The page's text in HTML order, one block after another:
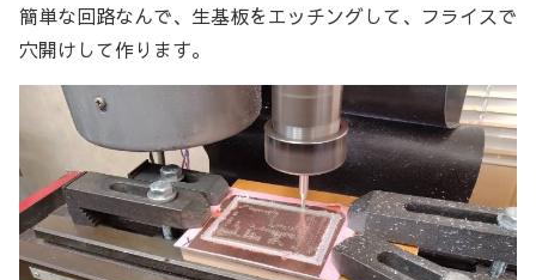
簡単な回路なんで、生基板をエッチングして、フライスで
穴開けして作ります。